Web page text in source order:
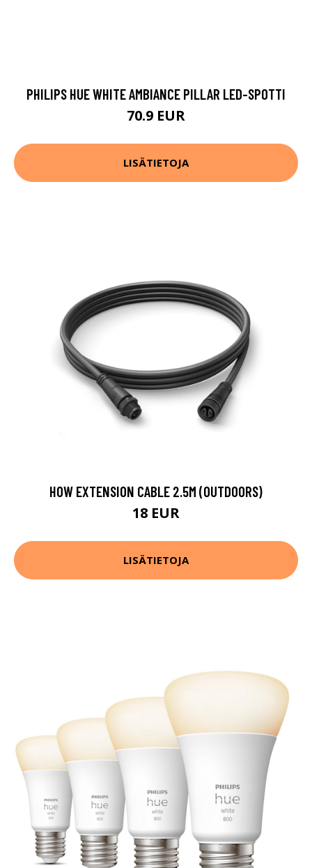
PHILIPS HUE WHITE AMBIANCE PILLAR LED-SPOTTI
70.9 EUR
LISÄTIETOJA
HOW EXTENSION CABLE 2.5M (OUTDOORS)
18 EUR
LISÄTIETOJA